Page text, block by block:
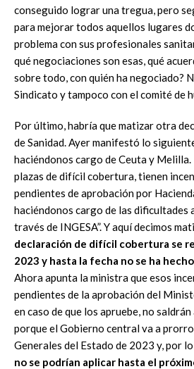
conseguido lograr una tregua, pero
para mejorar todos aquellos lugares
problema con sus profesionales
qué negociaciones son esas, qué
sobre todo, con quién ha negociado?
Sindicato y tampoco con el comité de
Por último, habría que matizar otra
de Sanidad. Ayer manifestó lo
haciéndonos cargo de Ceuta y
plazas de difícil cobertura, tienen
pendientes de aprobación por
haciéndonos cargo de las dificultades
través de INGESA”. Y aquí decimos
declaración de difícil cobertura se
2023 y hasta la fecha no se ha
Ahora apunta la ministra que esos
pendientes de la aprobación del
en caso de que los apruebe, no
porque el Gobierno central va a
Generales del Estado de 2023 y, por
no se podrían aplicar hasta el